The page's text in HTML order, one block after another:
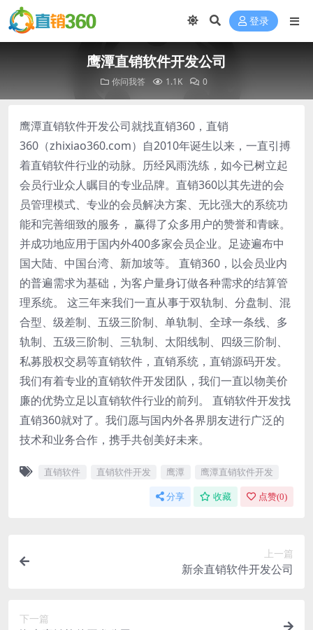
登录
鹰潭直销软件开发公司
你问我答 1.1K 0
鹰潭直销软件开发公司就找直销360，直销
360（zhixiao360.com）自2010年诞生以来，一直引搏
着直销软件行业的动脉。历经风雨洗练，如今已树立起
会员行业众人瞩目的专业品牌。直销360以其先进的会
员管理模式、专业的会员解决方案、无比强大的系统功
能和完善细致的服务， 赢得了众多用户的赞誉和青睐。
并成功地应用于国内外400多家会员企业。足迹遍布中
国大陆、中国台湾、新加坡等。 直销360，以会员业内
的普遍需求为基础，为客户量身订做各种需求的结算管
理系统。 这三年来我们一直从事于双轨制、分盘制、混
合型、级差制、五级三阶制、单轨制、全球一条线、多
轨制、五级三阶制、三轨制、太阳线制、四级三阶制、
私募股权交易等直销软件，直销系统，直销源码开发。
我们有着专业的直销软件开发团队，我们一直以物美价
廉的优势立足以直销软件行业的前列。 直销软件开发找
直销360就对了。我们愿与国内外各界朋友进行广泛的
技术和业务合作，携手共创美好未来。
直销软件 直销软件开发 鹰潭 鹰潭直销软件开发
分享 收藏 点赞(0)
上一篇
新余直销软件开发公司
下一篇